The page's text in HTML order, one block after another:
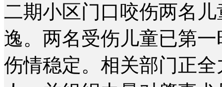
二期小区门口咬伤两名
逸。两名受伤儿童已第
伤情稳定。相关部门正